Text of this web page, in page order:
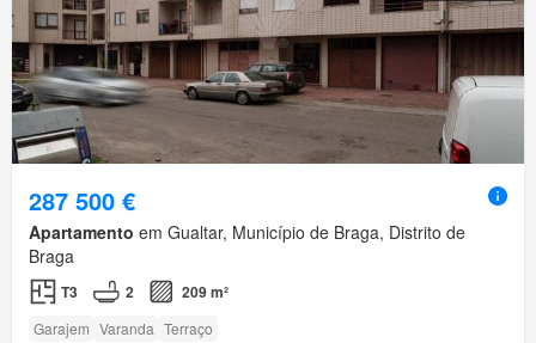
287 500 €
Apartamento em Gualtar, Município de Braga, Distrito de
Braga
T3 2 209 m²
Garajem Varanda Terraço